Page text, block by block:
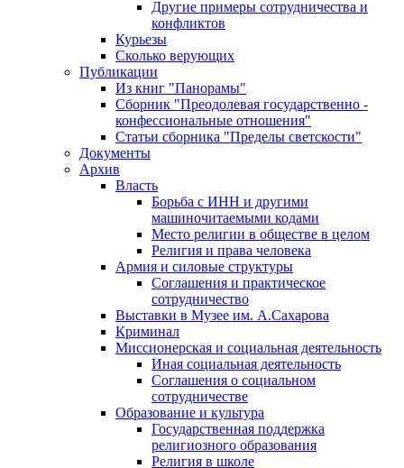
Другие примеры сотрудничества и
конфликтов
Курьезы
Сколько верующих
Публикации
Из книг "Панорамы"
Сборник "Преодолевая государственно -
конфессиональные отношения"
Статьи сборника "Пределы светскости"
Документы
Архив
Власть
Борьба с ИНН и другими
машиночитаемыми кодами
Место религии в обществе в целом
Религия и права человека
Армия и силовые структуры
Соглашения и практическое
сотрудничество
Выставки в Музее им. А.Сахарова
Криминал
Миссионерская и социальная деятельность
Иная социальная деятельность
Соглашения о социальном
сотрудничестве
Образование и культура
Государственная поддержка
религиозного образования
Религия в школе